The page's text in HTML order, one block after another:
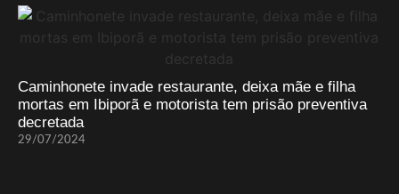
Caminhonete invade restaurante, deixa mãe e filha
mortas em Ibiporã e motorista tem prisão preventiva
decretada
29/07/2024